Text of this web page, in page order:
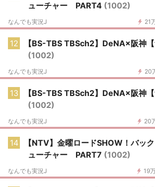
ューチャー PART4 (1002)
21
なんでも実況J
12
【BS-TBS TBSch2】DeNA×阪神
(1002)
20
なんでも実況J
13
【BS-TBS TBSch2】DeNA×阪神
(1002)
20
なんでも実況J
14
【NTV】金曜ロードSHOW！バッ
ューチャー PART7 (1002)
19
なんでも実況J